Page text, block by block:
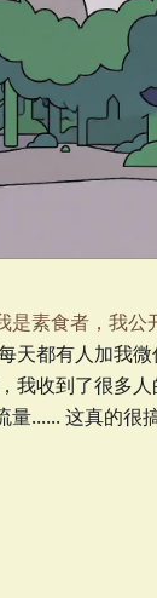
是素食者，我公
天都有人加我
我收到了很多
...... 这真的很搞